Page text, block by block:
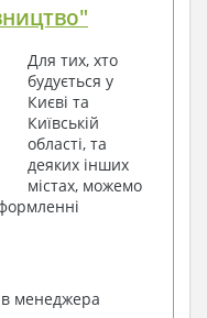
Для тих, хто
будується у
Києві та
Київській
області, та
деяких інших
містах, можемо
в менеджера